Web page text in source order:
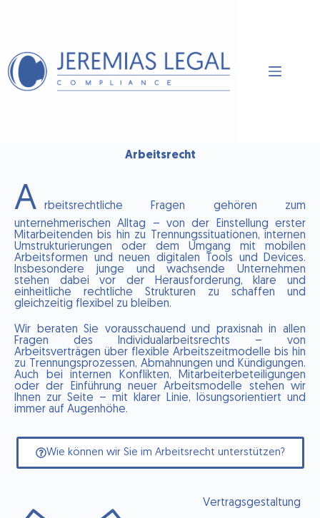
Arbeitsrecht
A
rbeitsrechtliche Fragen gehören zum
unternehmerischen Alltag – von der Einstellung erster
Mitarbeitenden bis hin zu Trennungssituationen, internen
Umstrukturierungen oder dem Umgang mit mobilen
Arbeitsformen und neuen digitalen Tools und Devices.
Insbesondere junge und wachsende Unternehmen
stehen dabei vor der Herausforderung, klare und
einheitliche rechtliche Strukturen zu schaffen und
gleichzeitig flexibel zu bleiben.
Wir beraten Sie vorausschauend und praxisnah in allen
Fragen des Individualarbeitsrechts – von
Arbeitsverträgen über flexible Arbeitszeitmodelle bis hin
zu Trennungsprozessen, Abmahnungen und Kündigungen.
Auch bei internen Konflikten, Mitarbeiterbeteiligungen
oder der Einführung neuer Arbeitsmodelle stehen wir
Ihnen zur Seite – mit klarer Linie, lösungsorientiert und
immer auf Augenhöhe.
Wie können wir Sie im Arbeitsrecht unterstützen?
Vertragsgestaltung